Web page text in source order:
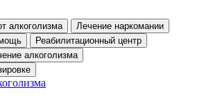
алкоголизма
Лечение наркомании
Реабилитационный центр
алкоголизма